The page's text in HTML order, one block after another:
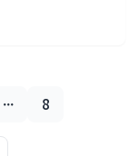
점 늘어나고 있는
다. 더 늦기 전에
상장이 진행될 코
··· 8